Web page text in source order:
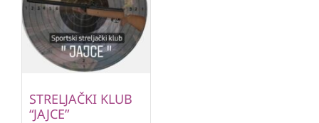
STRELJAČKI KLUB
“JAJCE”